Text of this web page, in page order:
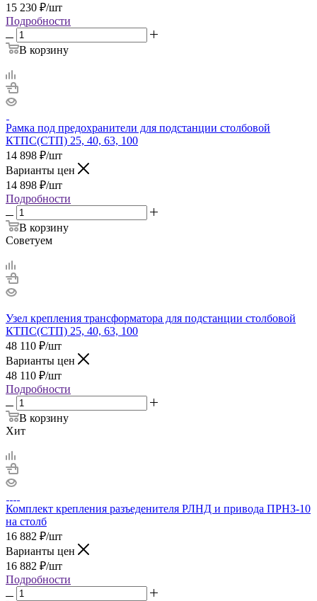
15 230 ₽/шт
Подробности
В корзину
Рамка под предохранители для подстанции столбовой
КТПС(СТП) 25, 40, 63, 100
14 898 ₽/шт
Варианты цен
14 898 ₽/шт
Подробности
В корзину
Советуем
Узел крепления трансформатора для подстанции столбовой
КТПС(СТП) 25, 40, 63, 100
48 110 ₽/шт
Варианты цен
48 110 ₽/шт
Подробности
В корзину
Хит
Комплект крепления разъеденителя РЛНД и привода ПРНЗ-10
на столб
16 882 ₽/шт
Варианты цен
16 882 ₽/шт
Подробности